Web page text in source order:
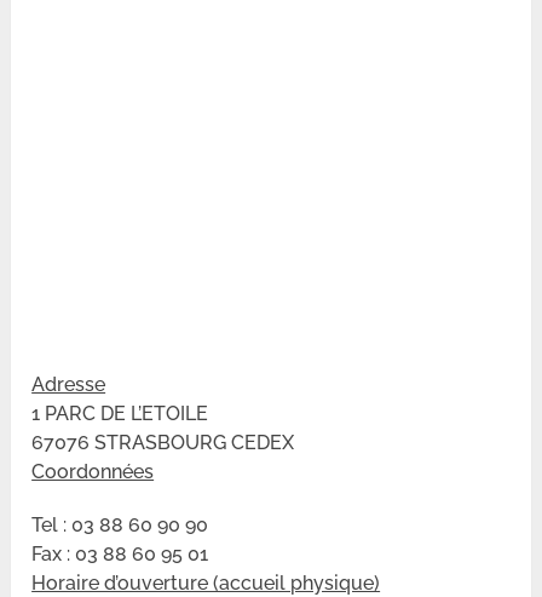
Adresse
1 PARC DE L’ETOILE
67076 STRASBOURG CEDEX
Coordonnées
Tel : 03 88 60 90 90
Fax : 03 88 60 95 01
Horaire d’ouverture (accueil physique)